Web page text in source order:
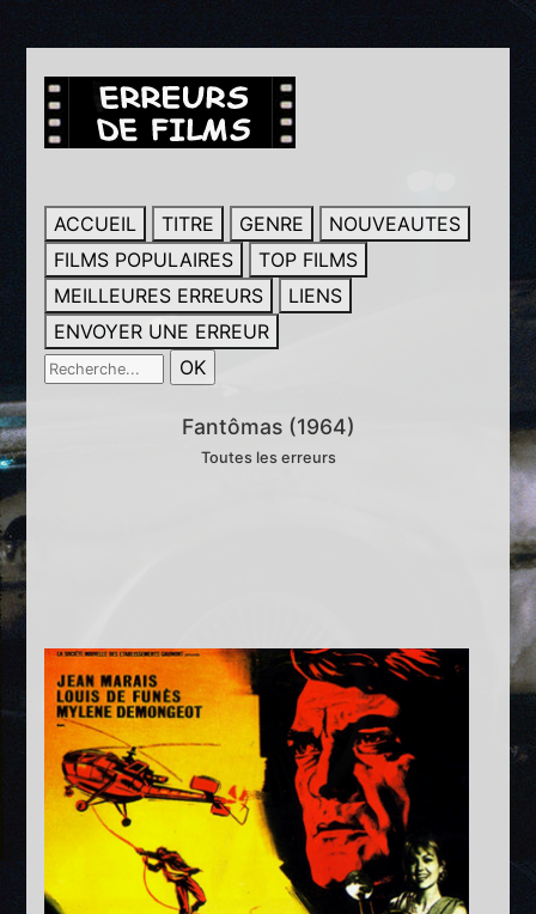
ACCUEIL TITRE GENRE
NOUVEAUTES
FILMS POPULAIRES
TOP FILMS
MEILLEURES ERREURS
LIENS
ENVOYER UNE ERREUR
Fantômas (1964)
Toutes les erreurs